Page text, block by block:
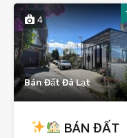
4
Bán Đất Đà Lạt
BÁN ĐẤT